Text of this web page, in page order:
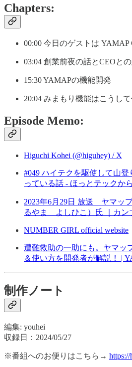
Chapters:
00:00 今日のゲストは YAMAP
03:04 創業前夜の話とCEOと
15:30 YAMAPの機能開発
20:04 みまもり機能はこうし
Episode Memo:
Higuchi Kohei (@higuhey) / X
#049 ハイテクを駆使して山
っている話 - ほっとテックか
2023年6月29日 放送 ヤマ
るやま よしひこ）氏 ｜カン
NUMBER GIRL official website
遭難救助の一助にも。ヤマッ
＆使い方を開発者が解説！ |
制作ノート
編集: youhei
収録日：2024/05/27
※番組へのお便りはこちら→ https://